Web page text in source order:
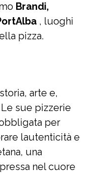
Brandi,
, luoghi
pizza.
arte e,
sue pizzerie
per
lautenticità e
una
nel cuore